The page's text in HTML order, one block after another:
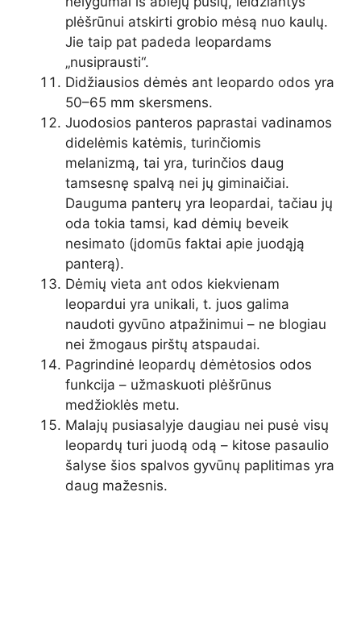
plėšrūnui atskirti grobio mėsą nuo kaulų.
Jie taip pat padeda leopardams
„nusiprausti“.
Didžiausios dėmės ant leopardo odos yra
50–65 mm skersmens.
Juodosios panteros paprastai vadinamos
didelėmis katėmis, turinčiomis
melanizmą, tai yra, turinčios daug
tamsesnę spalvą nei jų giminaičiai.
Dauguma panterų yra leopardai, tačiau jų
oda tokia tamsi, kad dėmių beveik
nesimato (įdomūs faktai apie juodąją
panterą).
Dėmių vieta ant odos kiekvienam
leopardui yra unikali, t. juos galima
naudoti gyvūno atpažinimui – ne blogiau
nei žmogaus pirštų atspaudai.
Pagrindinė leopardų dėmėtosios odos
funkcija – užmaskuoti plėšrūnus
medžioklės metu.
Malajų pusiasalyje daugiau nei pusė visų
leopardų turi juodą odą – kitose pasaulio
šalyse šios spalvos gyvūnų paplitimas yra
daug mažesnis.